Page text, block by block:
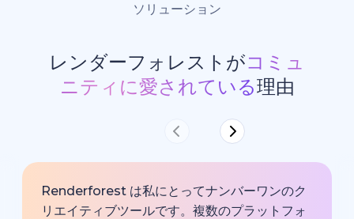
ソリューション
レンダーフォレストがコミュ
ニティに愛されている理由
Renderforest は私にとってナンバーワンのク
リエイティブツールです。複数のプラットフォ